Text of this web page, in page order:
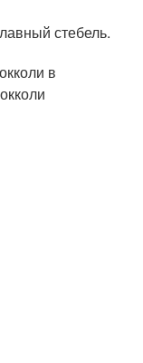
стебель.